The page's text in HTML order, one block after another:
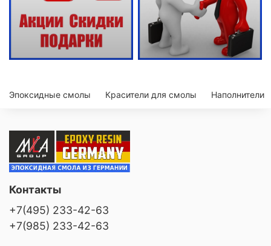
Эпоксидные смолы Красители для смолы Наполнители
Контакты
+7(495) 233-42-63
+7(985) 233-42-63